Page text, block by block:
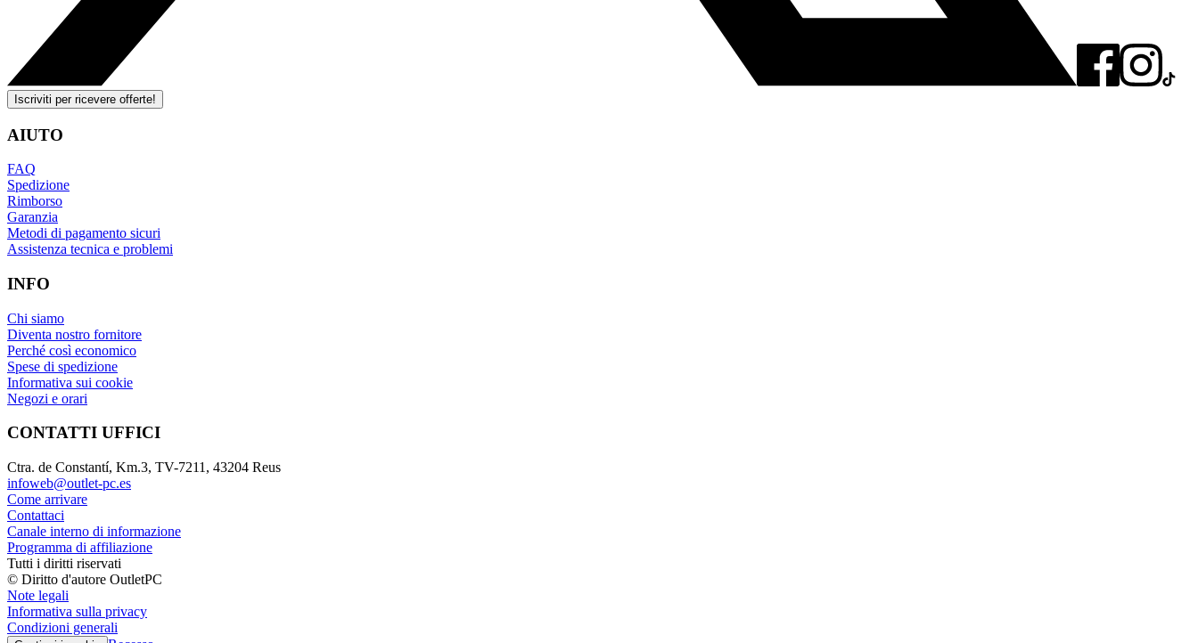
Iscriviti per ricevere offerte!
AIUTO
FAQ
Spedizione
Rimborso
Garanzia
Metodi di pagamento sicuri
Assistenza tecnica e problemi
INFO
Chi siamo
Diventa nostro fornitore
Perché così economico
Spese di spedizione
Informativa sui cookie
Negozi e orari
CONTATTI UFFICI
Ctra. de Constantí, Km.3, TV-7211, 43204 Reus
infoweb@outlet-pc.es
Come arrivare
Contattaci
Canale interno di informazione
Programma di affiliazione
Tutti i diritti riservati
© Diritto d'autore OutletPC
Note legali
Informativa sulla privacy
Condizioni generali